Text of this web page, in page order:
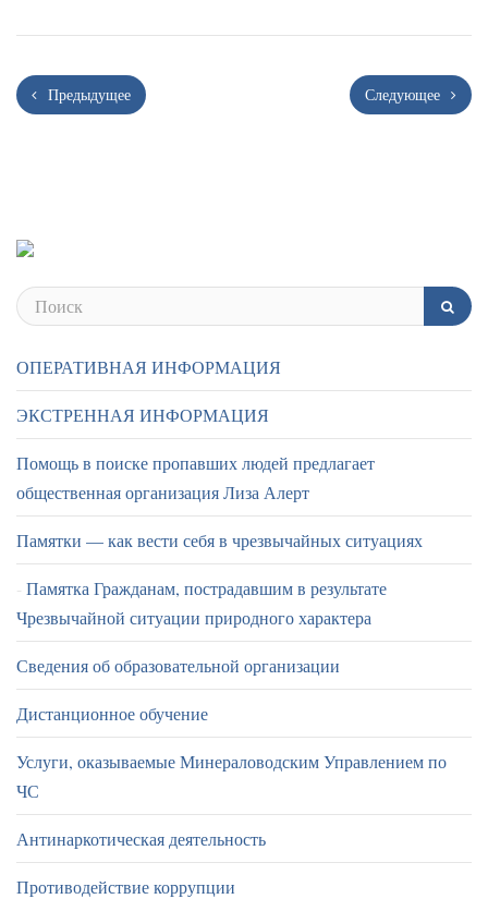
Предыдущее Следующее
ОПЕРАТИВНАЯ ИНФОРМАЦИЯ
ЭКСТРЕННАЯ ИНФОРМАЦИЯ
Помощь в поиске пропавших людей предлагает
общественная организация Лиза Алерт
Памятки — как вести себя в чрезвычайных ситуациях
Памятка Гражданам, пострадавшим в результате
Чрезвычайной ситуации природного характера
Сведения об образовательной организации
Дистанционное обучение
Услуги, оказываемые Минераловодским Управлением по
ЧС
Антинаркотическая деятельность
Противодействие коррупции